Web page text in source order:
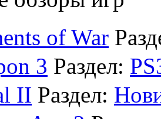
of War
3 Раздел:
II Раздел: